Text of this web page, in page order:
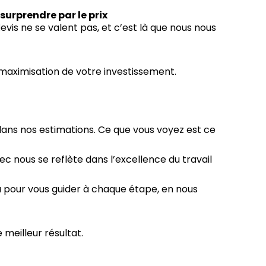
par le prix
ne se valent pas, et c’est là que nous nous
de votre investissement.
nos estimations. Ce que vous voyez est ce
nous se reflète dans l’excellence du travail
pour vous guider à chaque étape, en nous
meilleur résultat.